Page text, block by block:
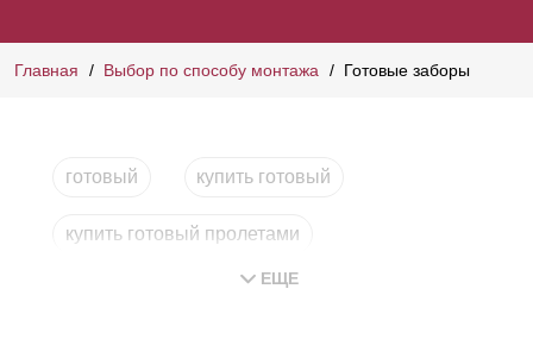
Главная Выбор по способу монтажа Готовые заборы
готовый купить готовый
купить готовый пролетами
метровый
ЕЩЕ